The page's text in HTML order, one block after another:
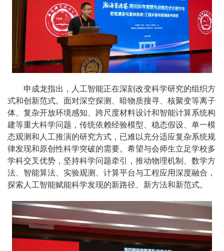
申成龙指出，人工智能正在深刻改变科学研究的组织方
式和创新范式。面对深空探测、暗物质搜寻、核聚变等离子
体、复杂开放环境感知、跨尺度材料设计和智能计算系统构
建等重大科学问题，传统依赖经验模型、稳态假设、单一模
态观测和人工推演的研究方式，已难以充分适应复杂系统规
律发现和原创性科学突破的需要。希望与会师生立足学校多
学科交叉优势，坚持科学问题牵引，推动物理机制、数学方
法、智能算法、实验观测、计算平台与工程应用深度融合，
探索人工智能赋能科学发现的新路径、新方法和新范式。